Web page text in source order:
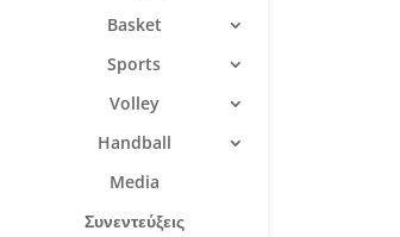
Basket
Sports
Volley
Handball
Media
Συνεντεύξεις